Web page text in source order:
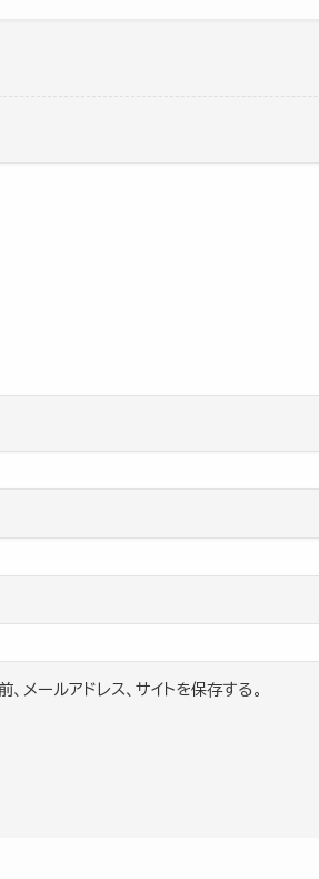
メールアドレス、サイトを保存する。